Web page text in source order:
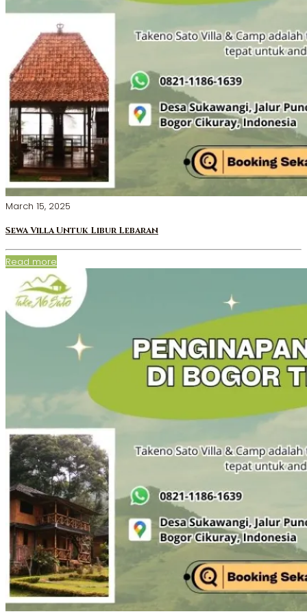
March 15, 2025
Sewa Villa Untuk Libur Lebaran
Read more